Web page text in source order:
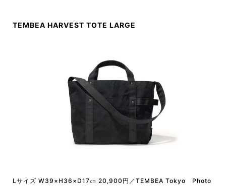
TEMBEA HARVEST TOTE LARGE
Lサイズ W39×H36×D17㎝ 20,900円／TEMBEA Tokyo Photo